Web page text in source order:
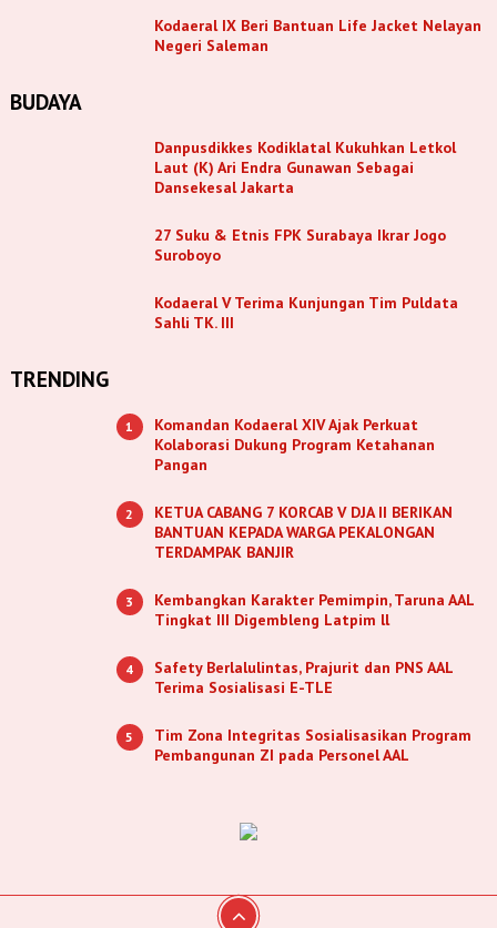
Kodaeral IX Beri Bantuan Life Jacket Nelayan
Negeri Saleman
BUDAYA
Danpusdikkes Kodiklatal Kukuhkan Letkol
Laut (K) Ari Endra Gunawan Sebagai
Dansekesal Jakarta
27 Suku & Etnis FPK Surabaya Ikrar Jogo
Suroboyo
Kodaeral V Terima Kunjungan Tim Puldata
Sahli TK. III
TRENDING
1
Komandan Kodaeral XIV Ajak Perkuat
Kolaborasi Dukung Program Ketahanan
Pangan
2
KETUA CABANG 7 KORCAB V DJA II BERIKAN
BANTUAN KEPADA WARGA PEKALONGAN
TERDAMPAK BANJIR
3
Kembangkan Karakter Pemimpin, Taruna AAL
Tingkat III Digembleng Latpim ll
4
Safety Berlalulintas, Prajurit dan PNS AAL
Terima Sosialisasi E-TLE
5
Tim Zona Integritas Sosialisasikan Program
Pembangunan ZI pada Personel AAL